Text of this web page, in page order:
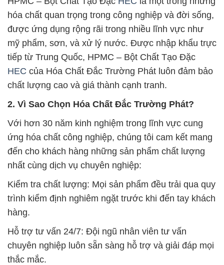
hóa chất quan trọng trong công nghiệp và đời sống,
được ứng dụng rộng rãi trong nhiều lĩnh vực như
mỹ phẩm, sơn, và xử lý nước. Được nhập khẩu trực
tiếp từ Trung Quốc, HPMC – Bột Chất Tạo Đặc
HEC của Hóa Chất Đắc Trường Phát luôn đảm bảo
chất lượng cao và giá thành cạnh tranh.
2. Vì Sao Chọn Hóa Chất Đắc Trường Phát?
Với hơn 30 năm kinh nghiệm trong lĩnh vực cung
ứng hóa chất công nghiệp, chúng tôi cam kết mang
đến cho khách hàng những sản phẩm chất lượng
nhất cùng dịch vụ chuyên nghiệp:
Kiểm tra chất lượng: Mọi sản phẩm đều trải qua quy
trình kiểm định nghiêm ngặt trước khi đến tay khách
hàng.
Hỗ trợ tư vấn 24/7: Đội ngũ nhân viên tư vấn
chuyên nghiệp luôn sẵn sàng hỗ trợ và giải đáp mọi
thắc mắc.